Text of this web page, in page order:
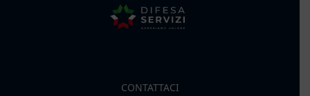
CONTATTACI